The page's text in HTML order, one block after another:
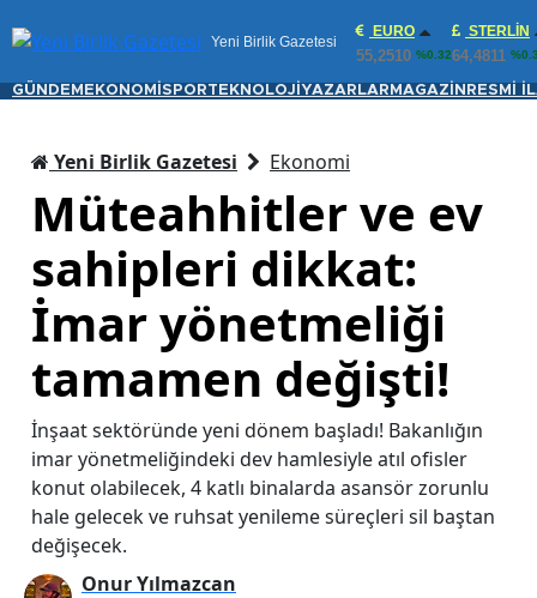
Yeni Birlik Gazetesi
EURO
55,2510 %0.32
STERLIN
64,4811
GÜNDEM EKONOMİ SPORTEKNOLOJİ YAZARLAR MAGAZİN RESMİ
Yeni Birlik Gazetesi Ekonomi
Müteahhitler ve ev
sahipleri dikkat:
İmar yönetmeliği
tamamen değişti!
İnşaat sektöründe yeni dönem başladı! Bakanlığın
imar yönetmeliğindeki dev hamlesiyle atıl ofisler
konut olabilecek, 4 katlı binalarda asansör zorunlu
hale gelecek ve ruhsat yenileme süreçleri sil baştan
değişecek.
Onur Yılmazcan